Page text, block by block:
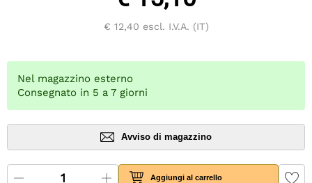
€ 12,40 escl. I.V.A. (IT)
Nel magazzino esterno
Consegnato in 5 a 7 giorni
Avviso di magazzino
Aggiungi al carrello